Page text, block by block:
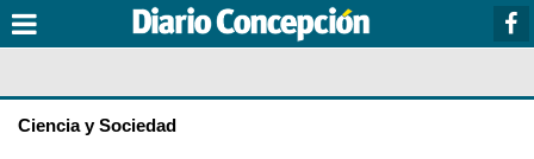
Ciencia y Sociedad